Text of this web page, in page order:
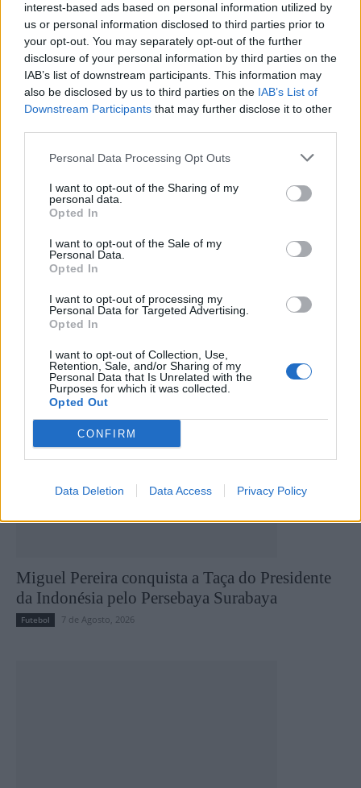
interest-based ads based on personal information utilized by
us or personal information disclosed to third parties prior to
your opt-out. You may separately opt-out of the further
disclosure of your personal information by third parties on the
IAB’s list of downstream participants. This information may
also be disclosed by us to third parties on the IAB’s List of
Downstream Participants that may further disclose it to other
Personal Data Processing Opt Outs
I want to opt-out of the Sharing of my
personal data.
Opted In
I want to opt-out of the Sale of my
Personal Data.
Opted In
I want to opt-out of processing my
Personal Data for Targeted Advertising.
Opted In
I want to opt-out of Collection, Use,
Retention, Sale, and/or Sharing of my
Personal Data that Is Unrelated with the
Purposes for which it was collected.
Opted Out
CONFIRM
Data Deletion Data Access Privacy Policy
Foto: SC Mirandela
Artigo anterior
Douro Volei são Campeãs
Regionais da AVTM
FADU para reforçar
Últimas notícias
Miguel Pereira conquista a Taça do Presidente
da Indonésia pelo Persebaya Surabaya
Futebol 7 de Agosto, 2026